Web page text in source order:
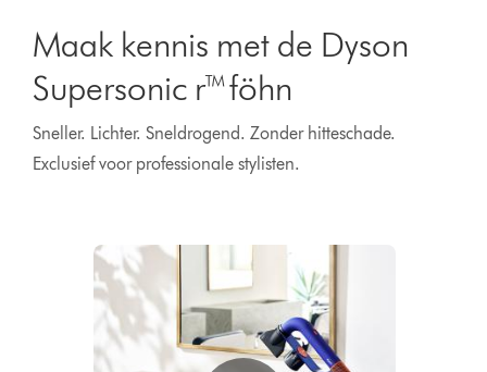
Maak kennis met de Dyson
Supersonic r™ föhn
Sneller. Lichter. Sneldrogend. Zonder hitteschade.
Exclusief voor professionale stylisten.